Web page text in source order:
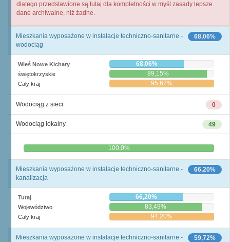
dlatego przedstawione są tutaj dla kompletności w myśl zasady lepsze
dane archiwalne, niż żadne.
68,06%
Mieszkania wyposażone w instalacje techniczno-sanitarne -
wodociąg
Wieś Nowe Kichary 68,06%
świętokrzyskie 89,15%
Cały kraj 95,62%
0
Wodociąg z sieci
49
Wodociąg lokalny
0,0% 100,0%
66,20%
Mieszkania wyposażone w instalacje techniczno-sanitarne -
kanalizacja
Tutaj 66,20%
Województwo 83,49%
Cały kraj 94,20%
59,72%
Mieszkania wyposażone w instalacje techniczno-sanitarne -